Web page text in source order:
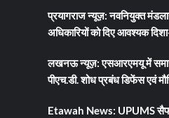
प्रयागराज न्यूज़: नवनियुक्त
अधिकारियों को दिए आवश्यक
लखनऊ न्यूज़: एसआरएमयू में
पीएच.डी. शोध प्रबंध डिफेंस एवं
Etawah News: UPUMS